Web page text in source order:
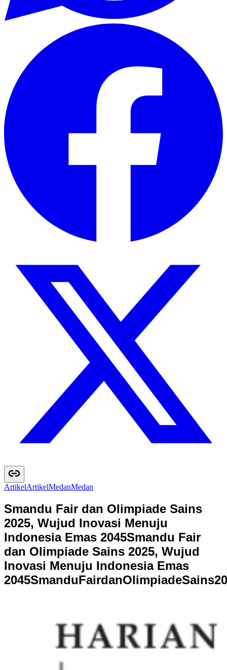
ArtikelArtikelMedanMedan
Smandu Fair dan Olimpiade Sains
2025, Wujud Inovasi Menuju
Indonesia Emas 2045Smandu Fair
dan Olimpiade Sains 2025, Wujud
Inovasi Menuju Indonesia Emas
2045SmanduFairdanOlimpiadeSains20